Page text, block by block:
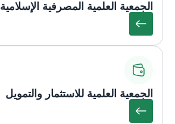
الجمعية العلمية المصرفية الإسلامية
الجمعية العلمية للاستثمار والتمويل